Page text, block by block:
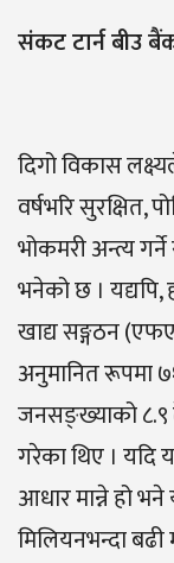
संकट टार्न बीउ
दिगो विकास
वर्षभरि सुरक्षित,
भोकमरी अन्त्य
भनेको छ ।
खाद्य सङ्गठन
अनुमानित रूपमा
जनसङ्ख्याको ८.९
गरेका थिए । यदि
आधार मान्ने हो
मिलियनभन्दा